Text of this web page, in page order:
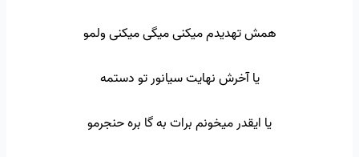
همش تهدیدم میکنی میگی میکنی ولمو
یا آخرش نهایت سیانور تو دستمه
یا ایقدر میخونم برات به گا بره حنجرمو